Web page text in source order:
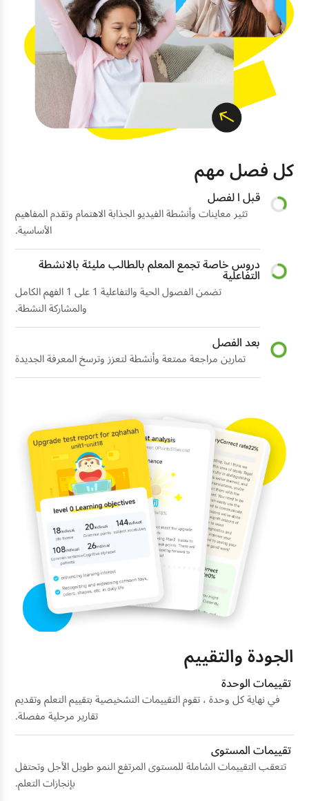
كل فصل مهم
قبل ا لفصل
تثير معاينات وأنشطة الفيديو الجذابة الاهتمام وتقدم المفاهيم
الأساسية.
دروس خاصة تجمع المعلم بالطالب مليئة بالانشطة
التفاعلية
تضمن الفصول الحية والتفاعلية 1 على 1 الفهم الكامل
والمشاركة النشطة.
بعد الفصل
تمارين مراجعة ممتعة وأنشطة لتعزز وترسخ المعرفة الجديدة
الجودة والتقييم
تقييمات الوحدة
في نهاية كل وحدة ، تقوم التقييمات التشخيصية بتقييم التعلم وتقديم
تقارير مرحلية مفصلة.
تقييمات المستوى
تتعقب التقييمات الشاملة للمستوى المرتفع النمو طويل الأجل وتحتفل
بإنجازات التعلم.